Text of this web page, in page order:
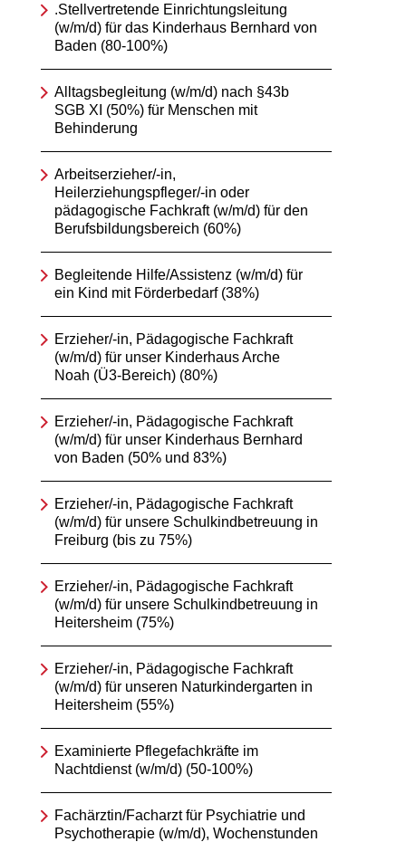
.Stellvertretende Einrichtungsleitung
(w/m/d) für das Kinderhaus Bernhard von
Baden (80-100%)
Alltagsbegleitung (w/m/d) nach §43b
SGB XI (50%) für Menschen mit
Behinderung
Arbeitserzieher/-in,
Heilerziehungspfleger/-in oder
pädagogische Fachkraft (w/m/d) für den
Berufsbildungsbereich (60%)
Begleitende Hilfe/Assistenz (w/m/d) für
ein Kind mit Förderbedarf (38%)
Erzieher/-in, Pädagogische Fachkraft
(w/m/d) für unser Kinderhaus Arche
Noah (Ü3-Bereich) (80%)
Erzieher/-in, Pädagogische Fachkraft
(w/m/d) für unser Kinderhaus Bernhard
von Baden (50% und 83%)
Erzieher/-in, Pädagogische Fachkraft
(w/m/d) für unsere Schulkindbetreuung in
Freiburg (bis zu 75%)
Erzieher/-in, Pädagogische Fachkraft
(w/m/d) für unsere Schulkindbetreuung in
Heitersheim (75%)
Erzieher/-in, Pädagogische Fachkraft
(w/m/d) für unseren Naturkindergarten in
Heitersheim (55%)
Examinierte Pflegefachkräfte im
Nachtdienst (w/m/d) (50-100%)
Fachärztin/Facharzt für Psychiatrie und
Psychotherapie (w/m/d), Wochenstunden